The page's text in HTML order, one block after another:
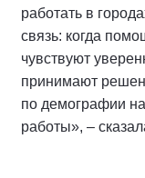
работать в
связь: когда
чувствуют
принимают
по демографии
работы», –